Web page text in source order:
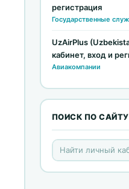
регистрация
Государственные
UzAirPlus
кабинет, вход и
Авиакомпании
ПОИСК ПО САЙТУ